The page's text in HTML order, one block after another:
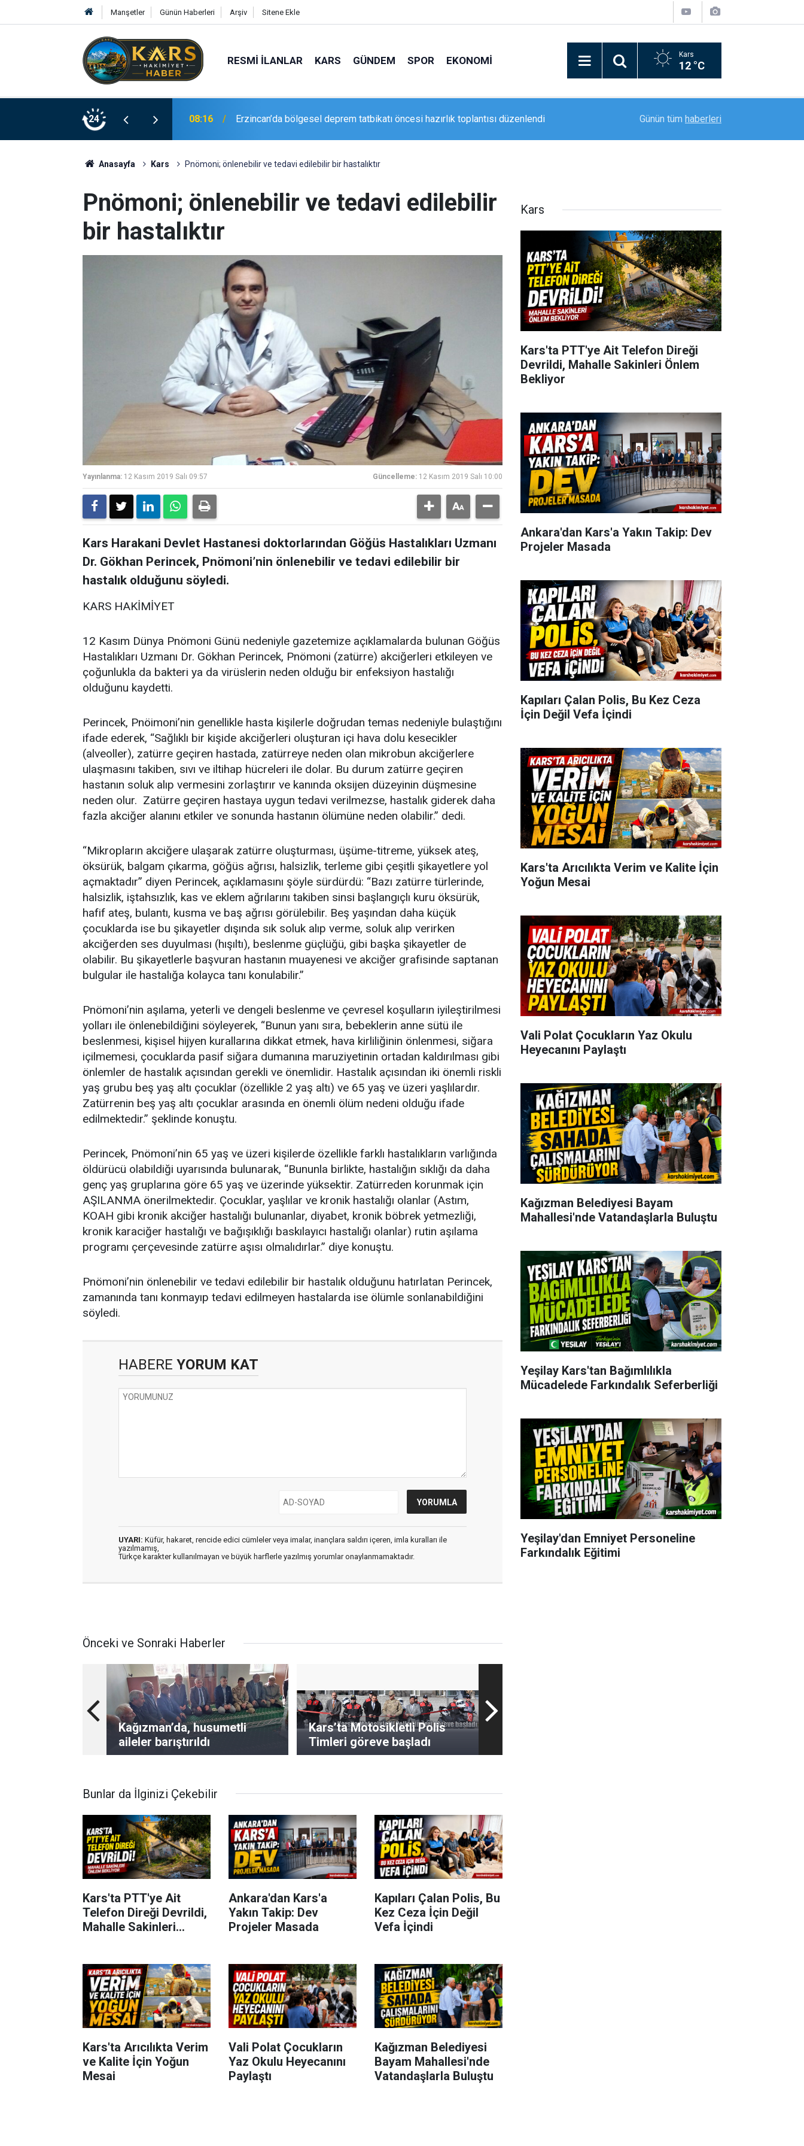
Manşetler Günün Haberleri Arşiv Sitene Ekle
RESMI İLANLAR KARS GÜNDEM SPOR EKONOMI Kars
12 °C
24
08:16 Erzincan’da bölgesel deprem tatbikatı öncesi hazırlık toplantısı düzenlendi
08:12
ziyareti
Kemah’ta 2 katlı ev yangında kullanılamaz hale
Günün tüm haberleri
Anasayfa Kars Pnömoni; önlenebilir ve tedavi edilebilir bir hastalıktır
Pnömoni; önlenebilir ve tedavi edilebilir
bir hastalıktır
Yayınlanma: 12 Kasım 2019 Salı 09:57 Güncelleme: 12 Kasım 2019 Salı 10:00
Kars Harakani Devlet Hastanesi doktorlarından Göğüs Hastalıkları Uzmanı
Dr. Gökhan Perincek, Pnömoni’nin önlenebilir ve tedavi edilebilir bir
hastalık olduğunu söyledi.
KARS HAKİMİYET
12 Kasım Dünya Pnömoni Günü nedeniyle gazetemize açıklamalarda bulunan Göğüs
Hastalıkları Uzmanı Dr. Gökhan Perincek, Pnömoni (zatürre) akciğerleri etkileyen ve
çoğunlukla da bakteri ya da virüslerin neden olduğu bir enfeksiyon hastalığı
olduğunu kaydetti.
Perincek, Pnöimoni’nin genellikle hasta kişilerle doğrudan temas nedeniyle bulaştığını
ifade ederek, “Sağlıklı bir kişide akciğerleri oluşturan içi hava dolu kesecikler
(alveoller), zatürre geçiren hastada, zatürreye neden olan mikrobun akciğerlere
ulaşmasını takiben, sıvı ve iltihap hücreleri ile dolar. Bu durum zatürre geçiren
hastanın soluk alıp vermesini zorlaştırır ve kanında oksijen düzeyinin düşmesine
neden olur. Zatürre geçiren hastaya uygun tedavi verilmezse, hastalık giderek daha
fazla akciğer alanını etkiler ve sonunda hastanın ölümüne neden olabilir.” dedi.
“Mikropların akciğere ulaşarak zatürre oluşturması, üşüme-titreme, yüksek ateş,
öksürük, balgam çıkarma, göğüs ağrısı, halsizlik, terleme gibi çeşitli şikayetlere yol
açmaktadır” diyen Perincek, açıklamasını şöyle sürdürdü: “Bazı zatürre türlerinde,
halsizlik, iştahsızlık, kas ve eklem ağrılarını takiben sinsi başlangıçlı kuru öksürük,
hafif ateş, bulantı, kusma ve baş ağrısı görülebilir. Beş yaşından daha küçük
çocuklarda ise bu şikayetler dışında sık soluk alıp verme, soluk alıp verirken
akciğerden ses duyulması (hışıltı), beslenme güçlüğü, gibi başka şikayetler de
olabilir. Bu şikayetlerle başvuran hastanın muayenesi ve akciğer grafisinde saptanan
bulgular ile hastalığa kolayca tanı konulabilir.”
Pnömoni’nin aşılama, yeterli ve dengeli beslenme ve çevresel koşulların iyileştirilmesi
yolları ile önlenebildiğini söyleyerek, “Bunun yanı sıra, bebeklerin anne sütü ile
beslenmesi, kişisel hijyen kurallarına dikkat etmek, hava kirliliğinin önlenmesi, siğara
içilmemesi, çocuklarda pasif siğara dumanına maruziyetinin ortadan kaldırılması gibi
önlemler de hastalık açısından gerekli ve önemlidir. Hastalık açısından iki önemli riskli
yaş grubu beş yaş altı çocuklar (özellikle 2 yaş altı) ve 65 yaş ve üzeri yaşlılardır.
Zatürrenin beş yaş altı çocuklar arasında en önemli ölüm nedeni olduğu ifade
edilmektedir.” şeklinde konuştu.
Perincek, Pnömoni’nin 65 yaş ve üzeri kişilerde özellikle farklı hastalıkların varlığında
öldürücü olabildiği uyarısında bulunarak, “Bununla birlikte, hastalığın sıklığı da daha
genç yaş gruplarına göre 65 yaş ve üzerinde yüksektir. Zatürreden korunmak için
AŞILANMA önerilmektedir. Çocuklar, yaşlılar ve kronik hastalığı olanlar (Astım,
KOAH gibi kronik akciğer hastalığı bulunanlar, diyabet, kronik böbrek yetmezliği,
kronik karaciğer hastalığı ve bağışıklığı baskılayıcı hastalığı olanlar) rutin aşılama
programı çerçevesinde zatürre aşısı olmalıdırlar.” diye konuştu.
Pnömoni’nin önlenebilir ve tedavi edilebilir bir hastalık olduğunu hatırlatan Perincek,
zamanında tanı konmayıp tedavi edilmeyen hastalarda ise ölümle sonlanabildiğini
söyledi.
HABERE YORUM KAT
UYARI: Küfür, hakaret, rencide edici cümleler veya imalar, inançlara saldırı içeren, imla kuralları ile
yazılmamış,
Türkçe karakter kullanılmayan ve büyük harflerle yazılmış yorumlar onaylanmamaktadır.
Önceki ve Sonraki Haberler
Kağızman’da, husumetli
aileler barıştırıldı
Kars’ta Motosikletli Polis
Timleri göreve başladı
Bunlar da İlginizi Çekebilir
Kars'ta PTT'ye Ait
Telefon Direği Devrildi,
Mahalle Sakinleri
Ankara'dan Kars'a
Yakın Takip: Dev
Projeler Masada
Kapıları Çalan Polis, Bu
Kez Ceza İçin Değil
Vefa İçindi
Kars'ta Arıcılıkta Verim
ve Kalite İçin Yoğun
Mesai
Vali Polat Çocukların
Yaz Okulu Heyecanını
Paylaştı
Kağızman Belediyesi
Bayam Mahallesi'nde
Vatandaşlarla Buluştu
Kars
Kars'ta PTT'ye Ait Telefon Direği
Devrildi, Mahalle Sakinleri Önlem
Bekliyor
Ankara'dan Kars'a Yakın Takip: Dev
Projeler Masada
Kapıları Çalan Polis, Bu Kez Ceza
İçin Değil Vefa İçindi
Kars'ta Arıcılıkta Verim ve Kalite İçin
Yoğun Mesai
Vali Polat Çocukların Yaz Okulu
Heyecanını Paylaştı
Kağızman Belediyesi Bayam
Mahallesi'nde Vatandaşlarla Buluştu
Yeşilay Kars'tan Bağımlılıkla
Mücadelede Farkındalık Seferberliği
Yeşilay'dan Emniyet Personeline
Farkındalık Eğitimi